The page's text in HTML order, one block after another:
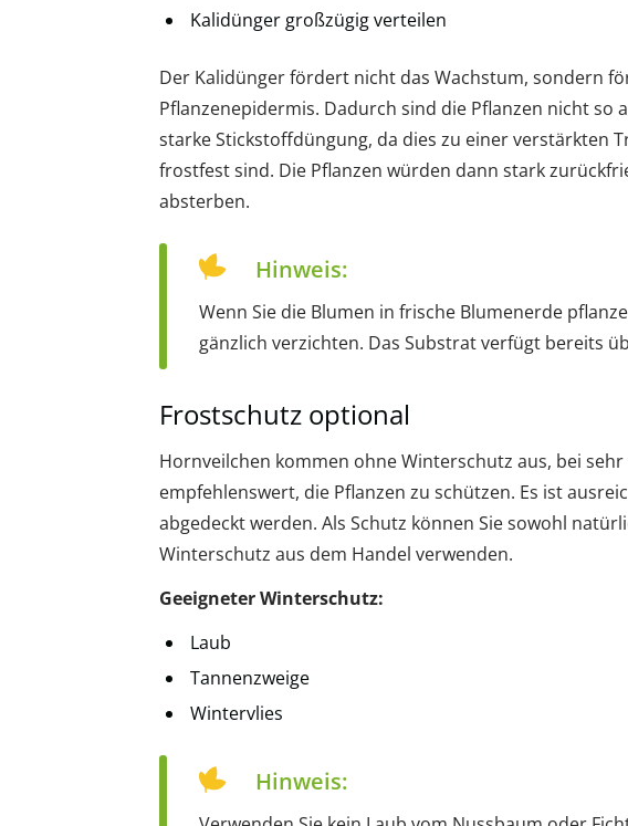
Kalidünger großzügig verteilen
Der Kalidünger fördert nicht das Wachstum, sondern
Pflanzenepidermis. Dadurch sind die Pflanzen nicht so
starke Stickstoffdüngung, da dies zu einer verstärkten
frostfest sind. Die Pflanzen würden dann stark
absterben.
Hinweis:
Wenn Sie die Blumen in frische Blumenerde
gänzlich verzichten. Das Substrat verfügt bereits
Frostschutz optional
Hornveilchen kommen ohne Winterschutz aus, bei
empfehlenswert, die Pflanzen zu schützen. Es ist
abgedeckt werden. Als Schutz können Sie sowohl
Winterschutz aus dem Handel verwenden.
Geeigneter Winterschutz:
Laub
Tannenzweige
Wintervlies
Hinweis: